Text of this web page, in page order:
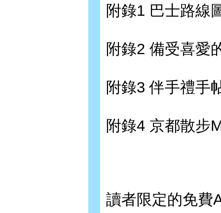
附錄1 巴士路線
附錄2 備受喜愛
附錄3 伴手禮手
附錄4 京都散步
讀者限定的免